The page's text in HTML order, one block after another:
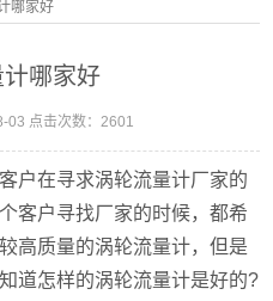
哪家好
哪家好
03 点击次数：2601
户在寻求涡轮流量计厂家的
客户寻找厂家的时候，都希
高质量的涡轮流量计，但是
道怎样的涡轮流量计是好的?